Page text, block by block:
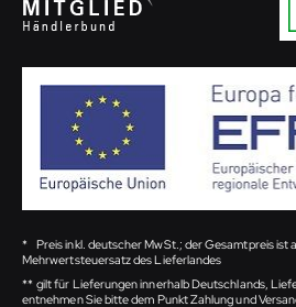
* Preis inkl. deutscher MwSt.; der Gesamtpreis ist
Mehrwertsteuersatz des Lieferlandes
** gilt für Lieferungen innerhalb Deutschlands,
entnehmen Sie bitte dem Punkt Zahlung und